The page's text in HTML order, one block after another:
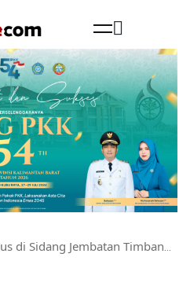
Cari
Siantan, Mantan Kajati Kalbar dan Sejumlah Nama Penting Ikut Nikmati Uang Haram